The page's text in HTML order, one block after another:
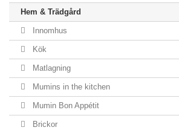
Hem & Trädgård
Innomhus
Kök
Matlagning
Mumins in the kitchen
Mumin Bon Appétit
Brickor